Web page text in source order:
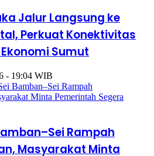
Jalur Langsung ke
Perkuat Konektivitas
Sumut
- 19:04 WIB
Rampah
Masyarakat Minta